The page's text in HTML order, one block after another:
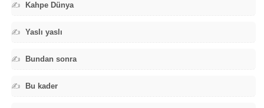
✍️ Kahpe Dünya
✍️ Yaslı yaslı
✍️ Bundan sonra
✍️ Bu kader